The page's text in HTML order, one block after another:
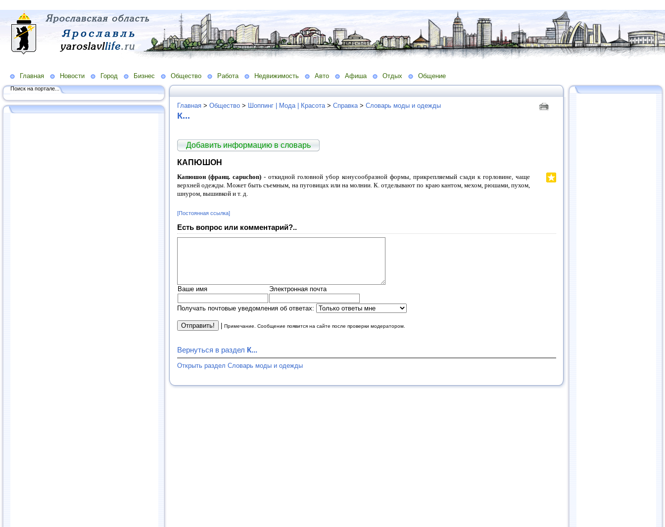
Главная Новости Город Бизнес Общество Работа Недвижимость Авто Афиша Отдых Общение
Поиск на портале...
Главная > Общество > Шоппинг | Мода | Красота > Справка > Словарь моды и одежды
К...
Добавить информацию в словарь
КАПЮШОН
Капюшон (франц. capuchon) - откидной головной убор конусообразной формы, прикрепляемый сзади к горловине, чаще
верхней одежды. Может быть съемным, на пуговицах или на молнии. К. отделывают по краю кантом, мехом, рюшами, пухом,
шнуром, вышивкой и т. д.
[Постоянная ссылка]
Есть вопрос или комментарий?..
Ваше имя Электронная почта
Получать почтовые уведомления об ответах:
Примечание. Сообщение появится на сайте после проверки модератором.
Вернуться в раздел К...
Открыть раздел Словарь моды и одежды